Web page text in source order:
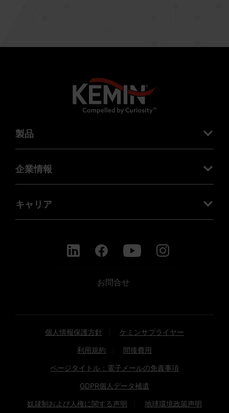
製品
企業情報
キャリア
お問合せ
個人情報保護方針 ケミンサプライヤー
利用規約 間接費用
ページタイトル：電子メールの免責事項
GDPR個人データ補遺
奴隷制および人権に関する声明 地球環境政策声明